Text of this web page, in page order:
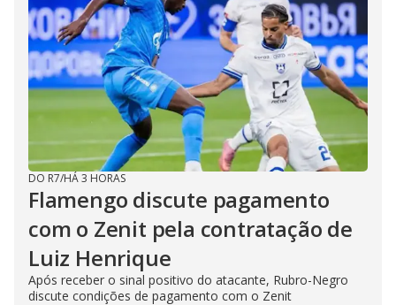
DO R7/HÁ 3 HORAS
Flamengo discute pagamento
com o Zenit pela contratação de
Luiz Henrique
Após receber o sinal positivo do atacante, Rubro-Negro
discute condições de pagamento com o Zenit